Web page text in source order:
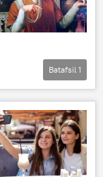
Batafsil 1